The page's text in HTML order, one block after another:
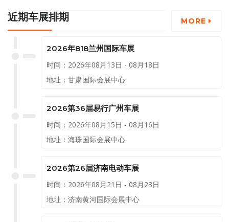
商及百余款热门车型，以超10000
近期车展排期 MORE
2026年818兰州国际车展
时间：2026年08月13日 - 08月18日
地址：甘肃国际会展中心
2026第36届易行广州车展
时间：2026年08月15日 - 08月16日
地址：海珠国际会展中心
2026第26届济南电动车展
时间：2026年08月21日 - 08月23日
地址：济南黄河国际会展中心